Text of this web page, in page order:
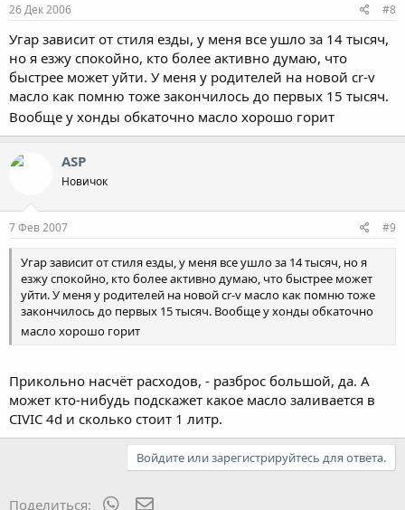
26 Дек 2006 #8
Угар зависит от стиля езды, у меня все ушло за 14 тысяч,
но я езжу спокойно, кто более активно думаю, что
быстрее может уйти. У меня у родителей на новой cr-v
масло как помню тоже закончилось до первых 15 тысяч.
Вообще у хонды обкаточно масло хорошо горит
ASP
Новичок
7 Фев 2007 #9
Угар зависит от стиля езды, у меня все ушло за 14 тысяч, но я
езжу спокойно, кто более активно думаю, что быстрее может
уйти. У меня у родителей на новой cr-v масло как помню тоже
закончилось до первых 15 тысяч. Вообще у хонды обкаточно
масло хорошо горит
Прикольно насчёт расходов, - разброс большой, да. А
может кто-нибудь подскажет какое масло заливается в
CIVIC 4d и сколько стоит 1 литр.
Войдите или зарегистрируйтесь для ответа.
Поделиться: WhatsApp